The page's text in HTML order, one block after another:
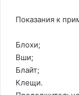
Показания к
Блохи;
Вши;
Блайт;
Клещи.